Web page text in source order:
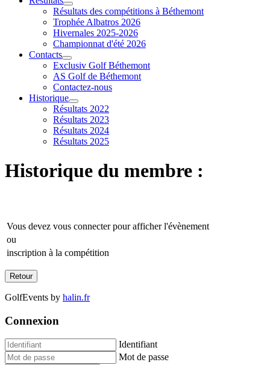
Résultats des compétitions à Béthemont
Trophée Albatros 2026
Hivernales 2025-2026
Championnat d'été 2026
Contacts
Exclusiv Golf Béthemont
AS Golf de Béthemont
Contactez-nous
Historique
Résultats 2022
Résultats 2023
Résultats 2024
Résultats 2025
Historique du membre :
Vous devez vous connecter pour afficher l'évènement
ou
inscription à la compétition
GolfEvents by halin.fr
Connexion
Identifiant
Mot de passe